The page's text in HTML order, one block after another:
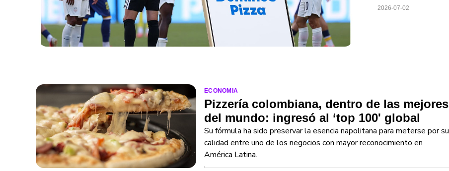
2026-07-02
ECONOMIA
Pizzería colombiana, dentro de las mejores
del mundo: ingresó al ‘top 100' global
Su fórmula ha sido preservar la esencia napolitana para meterse por su
calidad entre uno de los negocios con mayor reconocimiento en
América Latina.